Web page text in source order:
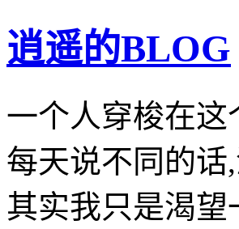
逍遥的BLOG
一个人穿梭在
每天说不同的
其实我只是渴